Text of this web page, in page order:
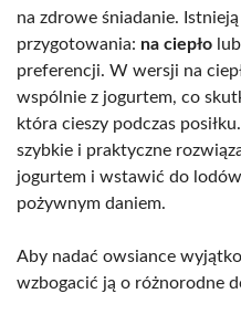
na zdrowe śniadanie.
przygotowania: na ciepło lub
preferencji. W wersji na
wspólnie z jogurtem, co
która cieszy podczas
szybkie i praktyczne
jogurtem i wstawić do
pożywnym daniem.
Aby nadać owsiance
wzbogacić ją o różnorodne